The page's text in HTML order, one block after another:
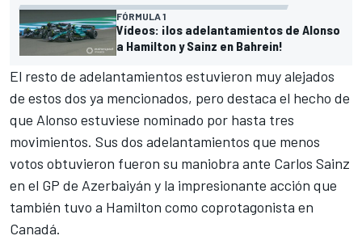
FÓRMULA 1
Vídeos: ¡los adelantamientos de Alonso
a Hamilton y Sainz en Bahrein!
El resto de adelantamientos estuvieron muy alejados
de estos dos ya mencionados, pero destaca el hecho de
que Alonso estuviese nominado por hasta tres
movimientos. Sus dos adelantamientos que menos
votos obtuvieron fueron su maniobra ante Carlos Sainz
en el GP de Azerbaiyán y la impresionante acción que
también tuvo a Hamilton como coprotagonista en
Canadá.